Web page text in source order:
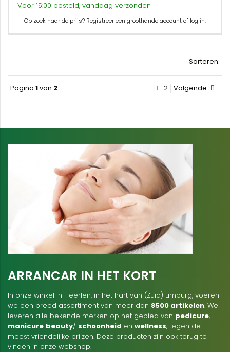
Voor 15:00 besteld, vandaag verzonden
Op zoek naar de prijs? Registreer een groothandelaccount of log in.
Sorteren:
Pagina 1van 2 1 2 Volgende
ARRANCAR IN HET KORT
In onze winkel in Heerlen, in het hart van (Zuid) Limburg, voeren
we een breed assortiment van meer dan 8500 artikelen. We
leveren alle bekende merken op het gebied van pedicure,
manicure beauty/ schoonheid en wellness, tegen de
meest vriendelijke prijzen. Deze producten zijn ook terug te
vinden in onze webshop.